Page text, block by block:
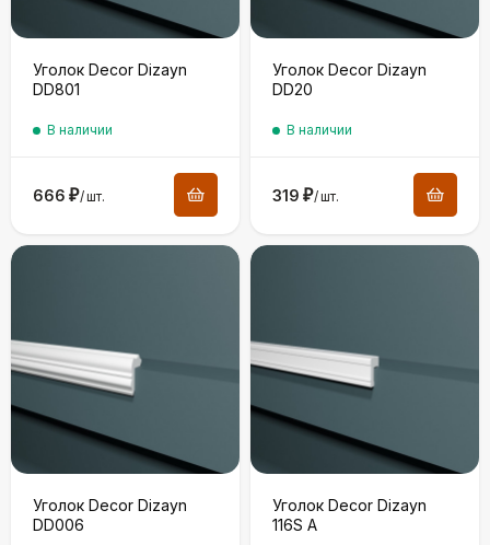
Уголок Decor Dizayn
DD801
В наличии
666 ₽/шт.
Уголок Decor Dizayn
DD20
В наличии
319 ₽/шт.
Уголок Decor Dizayn
DD006
Уголок Decor Dizayn
116S A